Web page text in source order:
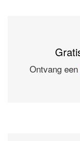
Ontvang een